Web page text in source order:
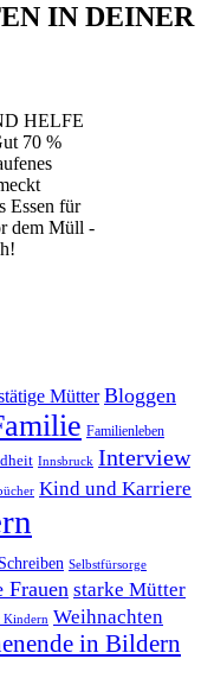
IN DEINER
HELFE
70 %
Essen für
dem Müll -
Mütter Bloggen
Familienleben
Innsbruck Interview
Kind und Karriere
Schreiben Selbstfürsorge
Frauen starke Mütter
Kindern Weihnachten
in Bildern